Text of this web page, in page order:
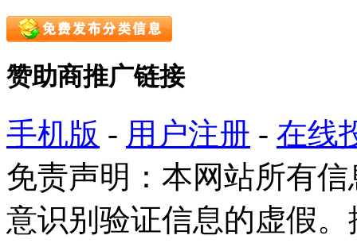
赞助商推广链接
手机版 - 用户注册 - 在线
免责声明：本网站所有
意识别验证信息的虚假